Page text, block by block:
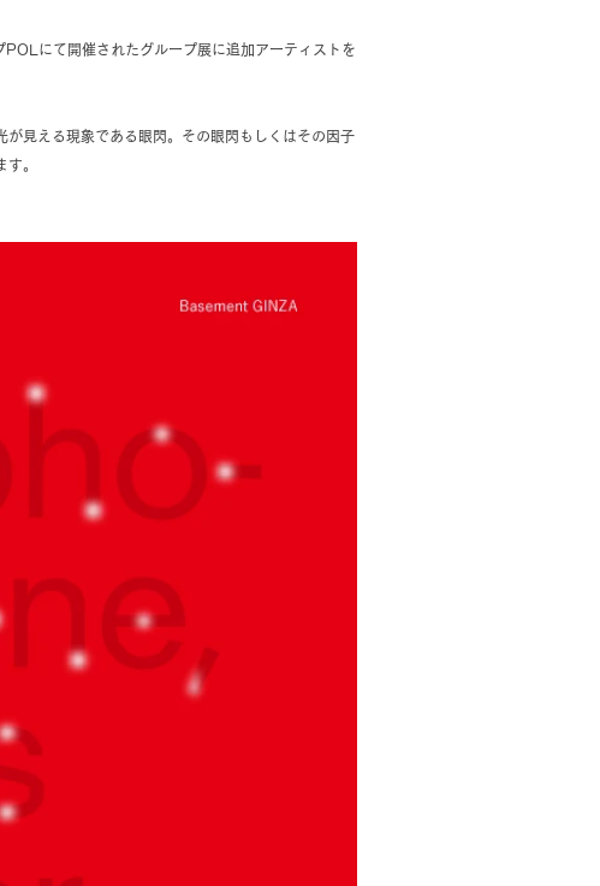
にて開催されたグループ展に追加アーティストを
見える現象である眼閃。その眼閃もしくはその因子
。